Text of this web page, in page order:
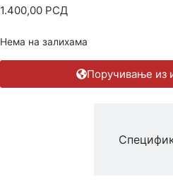
1.400,00 РСД
Нема на залихама
Поручивање из